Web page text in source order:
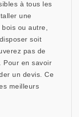
à tous les
une
ou autre,
soit
pas de
Pour en savoir
un devis. Ce
meilleurs